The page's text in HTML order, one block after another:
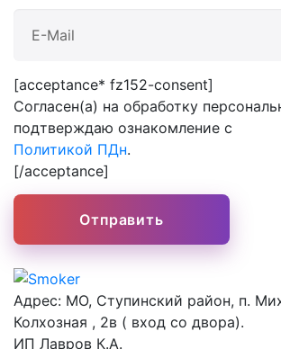
[acceptance* fz152-consent]
Согласен(а) на обработку
подтверждаю ознакомление с
Политикой ПДн.
[/acceptance]
Адрес: МО, Ступинский район, п.
Колхозная , 2в ( вход со двора).
ИП Лавров К.А.